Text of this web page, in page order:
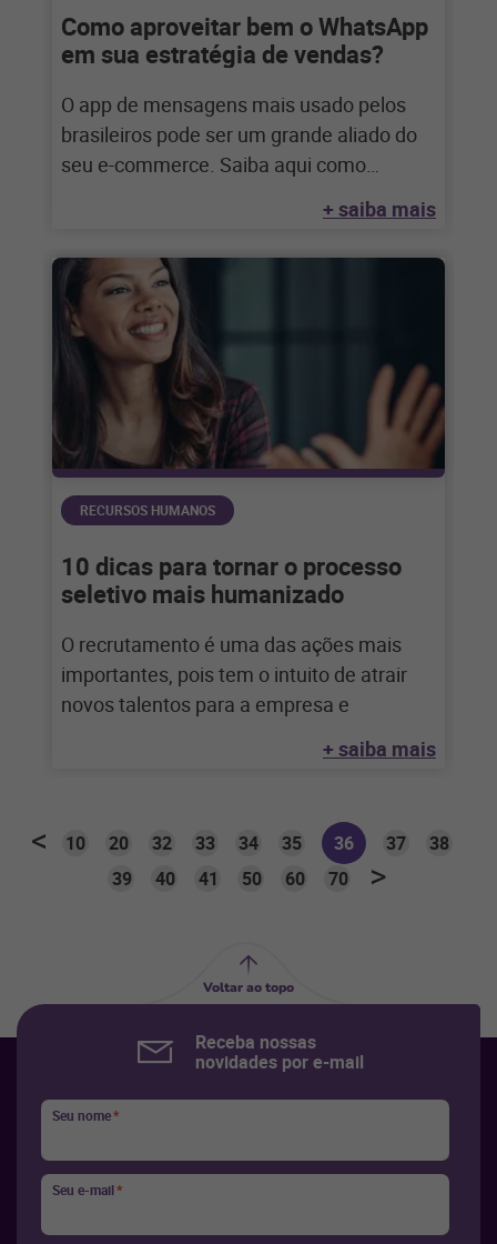
Como aproveitar bem o WhatsApp
em sua estratégia de vendas?
O app de mensagens mais usado pelos
brasileiros pode ser um grande aliado do
seu e-commerce. Saiba aqui como
+ saiba mais
RECURSOS HUMANOS
10 dicas para tornar o processo
seletivo mais humanizado
O recrutamento é uma das ações mais
importantes, pois tem o intuito de atrair
novos talentos para a empresa e
+ saiba mais
10 20 32 33 34 35 36 37
38
39
40 41 50 60 70
Voltar ao topo
Receba nossas
novidades por e-mail
Seu nome*
Seu e-mail*